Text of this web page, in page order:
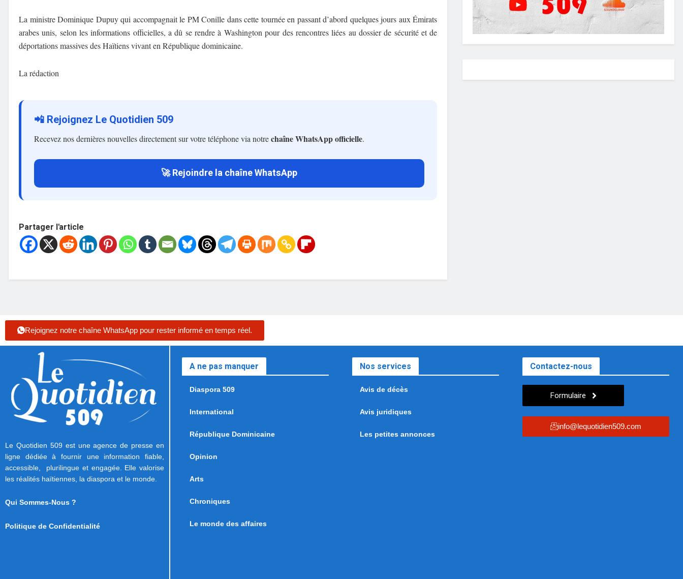
La ministre Dominique Dupuy qui accompagnait le PM Conille dans cette tournée en passant d’abord quelques jours aux Émirats
arabes unis, selon les informations officielles, a dû se rendre à Washington pour des rencontres liées au dossier de sécurité et de
déportations massives des Haïtiens vivant en République dominicaine.
La rédaction
📲 Rejoignez Le Quotidien 509
Recevez nos dernières nouvelles directement sur votre téléphone via notrechaîne WhatsApp officielle.
🚀 Rejoindre la chaîne WhatsApp
Partager l'article
Rejoignez notre chaîne WhatsApp pour rester informé en temps réel.
Le Quotidien 509 est une agence de presse en
ligne dédiée à fournir une information fiable,
accessible, plurilingue et engagée. Elle valorise
les réalités haïtiennes, la diaspora et le monde.
Qui Sommes-Nous ?
Politique de Confidentialité
A ne pas manquer
Diaspora 509
International
République Dominicaine
Opinion
Arts
Chroniques
Le monde des affaires
Nos services
Avis de décès
Avis juridiques
Les petites annonces
Contactez-nous
Formulaire
info@lequotidien509.com